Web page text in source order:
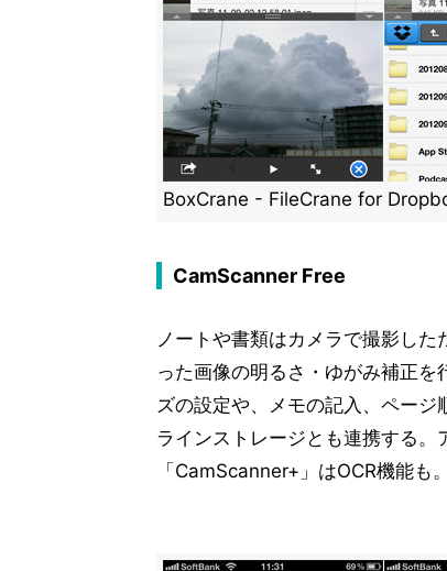
BoxCrane - FileCrane for
CamScanner Free
ノートや書類はカメラで撮影した
った画像の明るさ・ゆがみ補正
ズの設定や、メモの記入、ペー
ラインストレージとも連携する
「CamScanner+」はOCR機能も。